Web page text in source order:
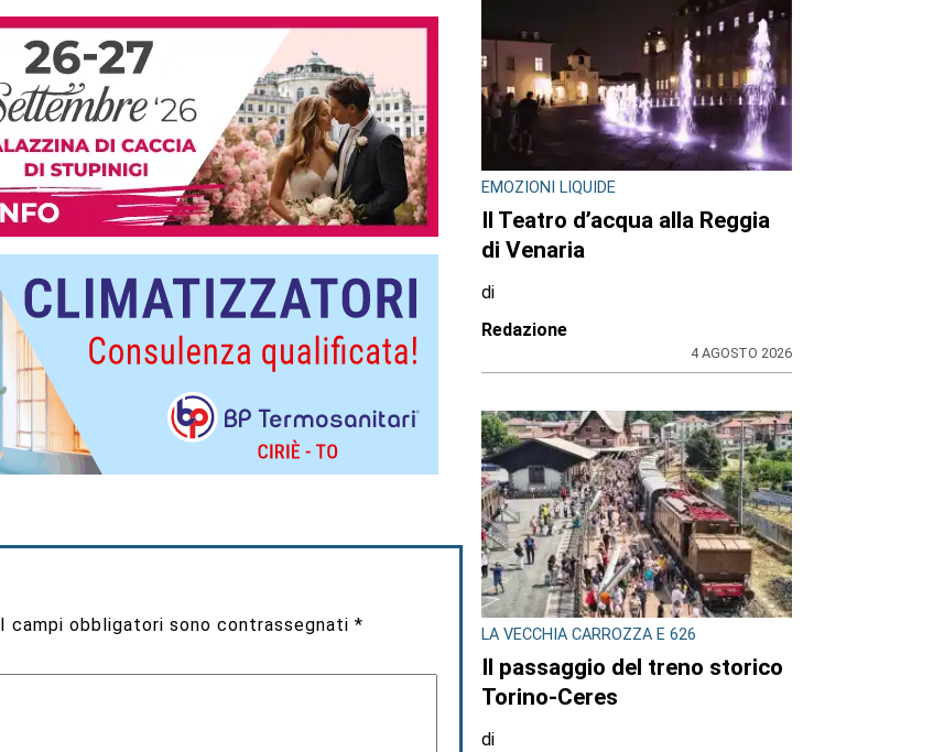
I campi obbligatori sono contrassegnati*
EMOZIONI LIQUIDE
Il Teatro d’acqua alla Reggia
di Venaria
di
Redazione
4 AGOSTO 2026
LA VECCHIA CARROZZA E 626
Il passaggio del treno storico
Torino-Ceres
di